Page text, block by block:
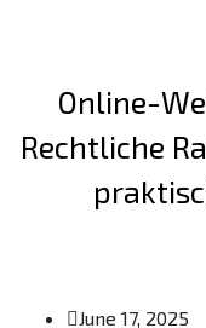
Online-
Rechtliche
June 17, 2025